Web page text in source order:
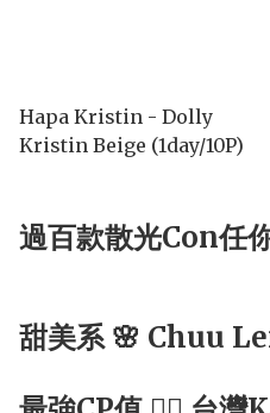
Hapa Kristin - Dolly
Kristin Beige (1day/10P)
過百款散光Con任
甜美系 🌸 Chuu